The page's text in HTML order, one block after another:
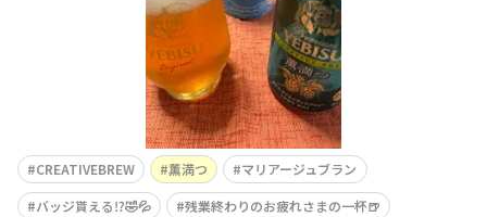
CREATIVEBREW 薫満つ
マリアージュブラン
バッジ貰える⁉️🤣💦
残業終わりのお疲れさまの一杯🍺